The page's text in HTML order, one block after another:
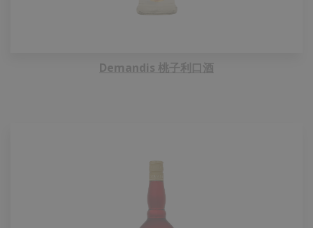
Demandis 桃子利口酒